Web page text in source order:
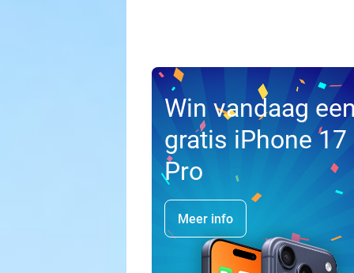
Win vandaag
gratis iPhone 17
Pro
Meer info